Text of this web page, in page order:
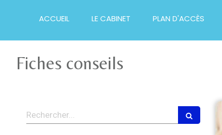
ACCUEIL LE CABINET PLAN D'ACCÈS
Fiches conseils
Rechercher